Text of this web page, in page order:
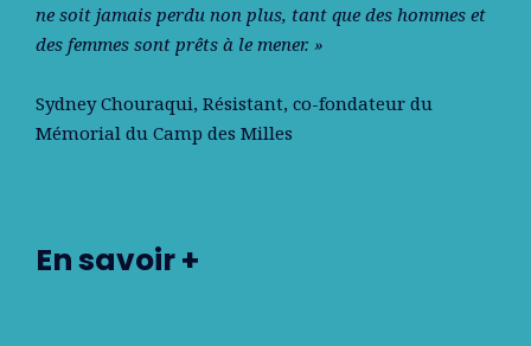
ne soit jamais perdu non plus, tant que des hommes et
des femmes sont prêts à le mener. »
Sydney Chouraqui, Résistant, co-fondateur du
Mémorial du Camp des Milles
En savoir +